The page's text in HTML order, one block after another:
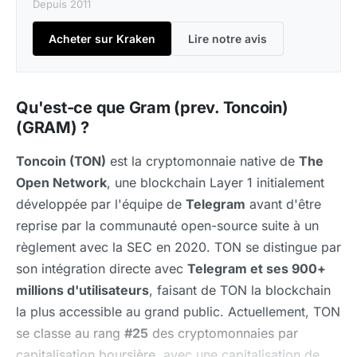
Depuis 2011
Acheter sur Kraken Lire notre avis
Qu'est-ce que Gram (prev. Toncoin)
(GRAM) ?
Toncoin (TON) est la cryptomonnaie native de The
Open Network, une blockchain Layer 1 initialement
développée par l'équipe de Telegram avant d'être
reprise par la communauté open-source suite à un
règlement avec la SEC en 2020. TON se distingue par
son intégration directe avec Telegram et ses 900+
millions d'utilisateurs, faisant de TON la blockchain
la plus accessible au grand public. Actuellement, TON
se classe au rang #25 des cryptomonnaies par